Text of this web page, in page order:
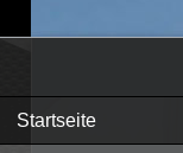
Startseite